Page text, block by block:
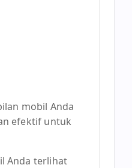
mobil Anda
efektif untuk
Anda terlihat